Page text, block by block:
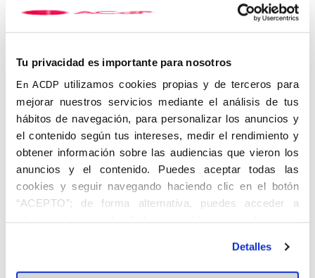
Tu privacidad es importante para nosotros
En ACDP utilizamos cookies propias y de terceros para
mejorar nuestros servicios mediante el análisis de tus
hábitos de navegación, para personalizar los anuncios y
el contenido según tus intereses, medir el rendimiento y
obtener información sobre las audiencias que vieron los
anuncios y el contenido. Puedes aceptar todas las
cookies y seguir navegando haciendo clic en el botón
“ACEPTO”; de forma alternativa, puedes acceder a
información más detallada y cambiar tus preferencias
en el botón "Personalizar". Para más información puedes
visitar nuestra Política de Cookies
Detalles
Luis Belda Soriano
Campos Górriz también llevó una vida marcada por
sucompromiso con la fe católica. Nació en Valencia y
estudió en Madrid, a la vez que viajaba por Europa junto al
primer presidente de la ACdP, Ángel Herrera Oria. Desempeñó
varios cargos dentro del Apostolado seglar – fue, entre
-, y en 1933 se casó con